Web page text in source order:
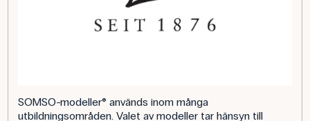
SOMSO-modeller® används inom många
utbildningsområden. Valet av modeller tar hänsyn till